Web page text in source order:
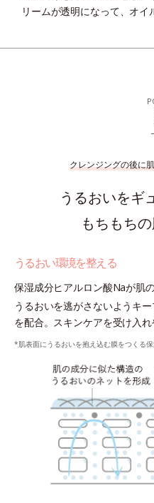
リームが透明になって、オイ
クレンジングの後に
うるおいをギ
もちもち
うるおい環境を整える
保湿成分ヒアルロン酸Naが肌
うるおいを逃がさないようキ
を配合。スキンケアを受け入れ
*肌表面にうるおいを抱え込む膜をつくる